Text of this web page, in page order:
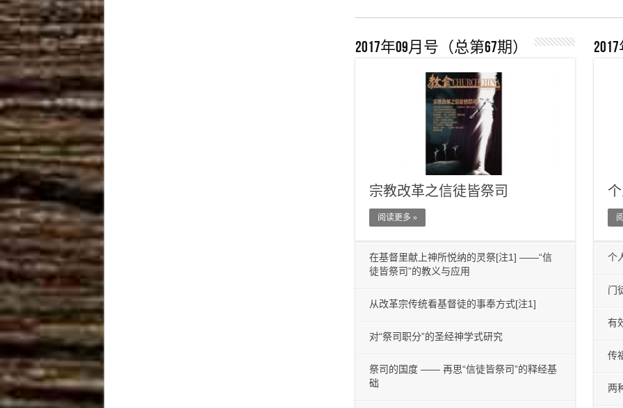
2017年09月号（总第67期）
宗教改革之信徒皆祭司
阅读更多 »
在基督里献上神所悦纳的灵祭[注1] ——“信
徒皆祭司”的教义与应用
从改革宗传统看基督徒的事奉方式[注1]
对“祭司职分”的圣经神学式研究
祭司的国度 —— 再思“信徒皆祭司”的释经基
础
个
门
有
传
两